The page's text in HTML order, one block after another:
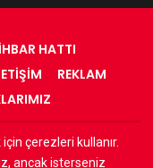
HATTI
REKLAM
Saklıdır
çerezleri kullanır.
ancak isterseniz